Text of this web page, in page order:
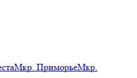
Мкр. ПриморьеМкр.